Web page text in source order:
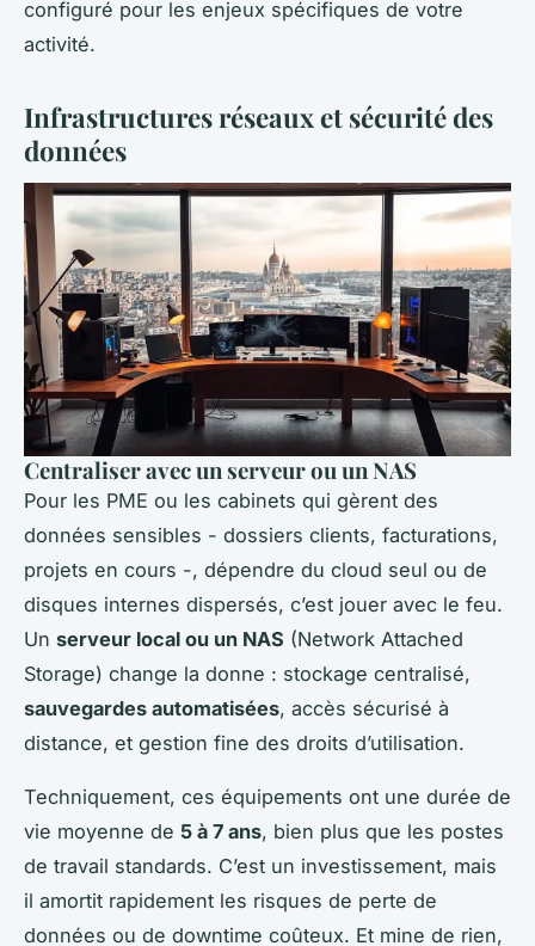
configuré pour les enjeux spécifiques de votre
activité.
Infrastructures réseaux et sécurité des
données
Centraliser avec un serveur ou un NAS
Pour les PME ou les cabinets qui gèrent des
données sensibles - dossiers clients, facturations,
projets en cours -, dépendre du cloud seul ou de
disques internes dispersés, c’est jouer avec le feu.
Un serveur local ou un NAS (Network Attached
Storage) change la donne : stockage centralisé,
sauvegardes automatisées, accès sécurisé à
distance, et gestion fine des droits d’utilisation.
Techniquement, ces équipements ont une durée de
vie moyenne de 5 à 7 ans, bien plus que les postes
de travail standards. C’est un investissement, mais
il amortit rapidement les risques de perte de
données ou de downtime coûteux. Et mine de rien,